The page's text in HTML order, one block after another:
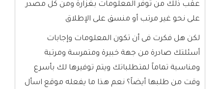
عقب ذلك من توفر المعلومات بغزارة ومن كل مصدر
على نحو غير مرتب أو منسق على الإطلاق
لكن هل فكرت فى أن تكون المعلومات وإجابات
أسئلتك صادرة من جهة خبيرة ومتمرسة ومرتبة
ومناسبة تماماً لمتطلباتك ويتم توفيرها لك بأسرع
وقت من طلبها أيضاً؟ نعم هذا ما يفعله موقع اسأل